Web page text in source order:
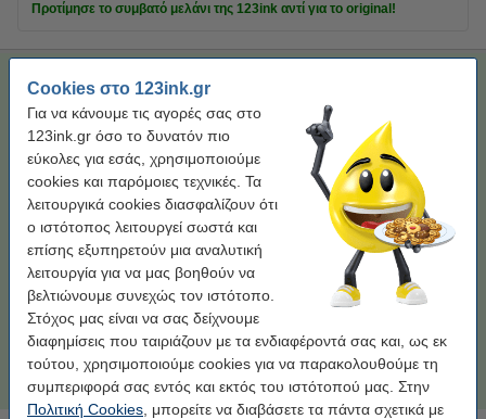
Cookies στο 123ink.gr
Για να κάνουμε τις αγορές σας στο
123ink.gr όσο το δυνατόν πιο
εύκολες για εσάς, χρησιμοποιούμε
cookies και παρόμοιες τεχνικές. Τα
λειτουργικά cookies διασφαλίζουν ότι
ο ιστότοπος λειτουργεί σωστά και
επίσης εξυπηρετούν μια αναλυτική
λειτουργία για να μας βοηθούν να
βελτιώνουμε συνεχώς τον ιστότοπο.
Στόχος μας είναι να σας δείχνουμε
διαφημίσεις που ταιριάζουν με τα ενδιαφέροντά σας και, ως εκ
τούτου, χρησιμοποιούμε cookies για να παρακολουθούμε τη
συμπεριφορά σας εντός και εκτός του ιστότοπού μας. Στην
Πολιτική Cookies , μπορείτε να διαβάσετε τα πάντα σχετικά με
Προτίμησε το συμβατό μελάνι της 123ink αντί για το original!
Capacity Black & Colour 2-pack
Black and Colour Διπλή Συσκευασία 3YN10AE
Κάνε κλικ για να δεις τα χαρακτηριστικά!
Άμεσα διαθέσιμο
Παράγγειλε τώρα, για άμεση παράδοση!
Τιμή ανά ml 1,51 €
54,50 € Στο Καλάθι
Tip
Προτίμησε τα συμβατά μελάνια της 123ink αντί για τα original!